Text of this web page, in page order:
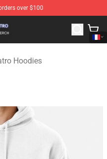
over $100
Merchandise Store
Hoodies